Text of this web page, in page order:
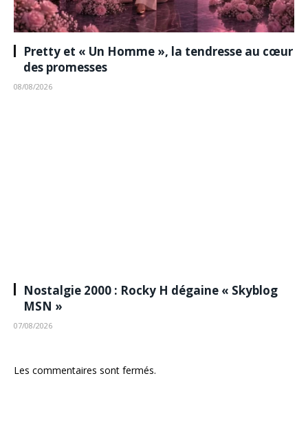
Pretty et « Un Homme », la tendresse au cœur
des promesses
08/08/2026
Nostalgie 2000 : Rocky H dégaine « Skyblog
MSN »
07/08/2026
Les commentaires sont fermés.